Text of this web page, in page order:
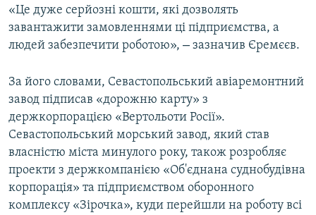
Усі сайти RFE/RL
«Це дуже серйозні кошти, які дозволять
завантажити замовленнями ці підприємства, а
людей забезпечити роботою», – зазначив Єремєєв.
За його словами, Севастопольський авіаремонтний
завод підписав «дорожню карту» з
держкорпорацією «Вертольоти Росії».
Севастопольський морський завод, який став
власністю міста минулого року, також розробляє
проекти з держкомпанією «Об'єднана суднобудівна
корпорація» та підприємством оборонного
комплексу «Зірочка», куди перейшли на роботу всі